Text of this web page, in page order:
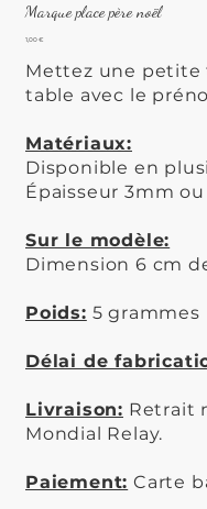
Marque place père noël
Prix
1,00 €
Mettez une petite
table avec le
Matériaux:
Disponible en
Épaisseur 3mm
Sur le modèle:
Dimension 6 cm
Poids: 5 grammes
Délai de
Livraison: Retrait
Mondial Relay.
Paiement: Carte